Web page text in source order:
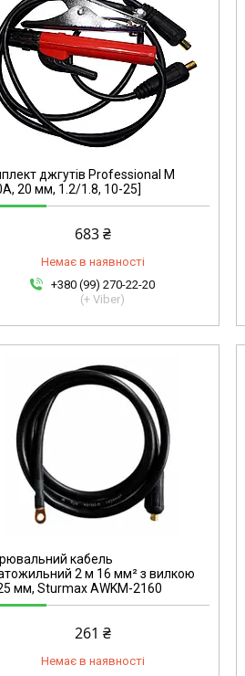
джгутів Professional M
20 мм, 1.2/1.8, 10-25]
683 ₴
Немає в наявності
+380 (99) 270-22-20
(+ Viber)
90206D
кабель
2 м 16 мм² з вилкою
мм, Sturmax AWKM-2160
261 ₴
Немає в наявності
AWKM-3250